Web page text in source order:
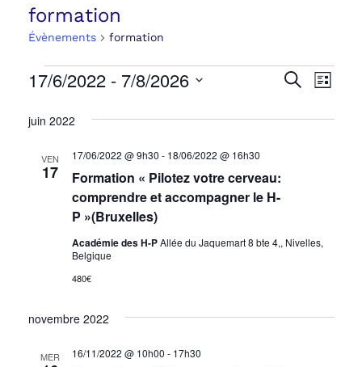
formation
Évènements formation
Évènements
vues
Recherche
Liste
17/6/2022 - 7/8/2026
une
juin 2022
VEN
17
Formation « Pilotez votre cerveau:
comprendre et accompagner le H-
P »(Bruxelles)
17/06/2022 @ 9h30 - 18/06/2022 @ 16h30
Académie des H-PAllée du Jaquemart 8 bte 4,, Nivelles,
Belgique
480€
novembre 2022
MER 16/11/2022 @ 10h00 - 17h30